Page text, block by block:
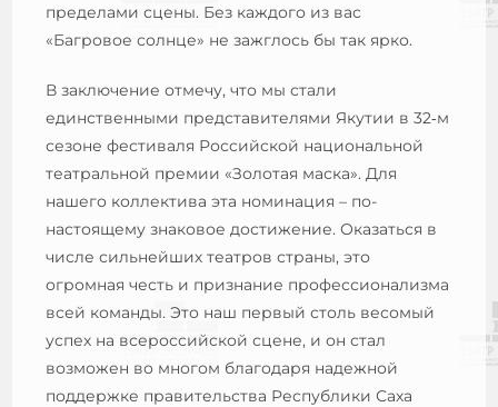
пределами сцены. Без каждого из вас
«Багровое солнце» не зажглось бы так ярко.
В заключение отмечу, что мы стали
единственными представителями Якутии в 32‑м
сезоне фестиваля Российской национальной
театральной премии «Золотая маска». Для
нашего коллектива эта номинация – по-
настоящему знаковое достижение. Оказаться в
числе сильнейших театров страны, это
огромная честь и признание профессионализма
всей команды. Это наш первый столь весомый
успех на всероссийской сцене, и он стал
возможен во многом благодаря надежной
поддержке правительства Республики Саха